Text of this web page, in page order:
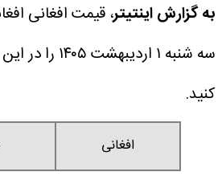
به گزارش اینتیتر، قیمت افغانی
سه شنبه ۱
کنید.
افغانی